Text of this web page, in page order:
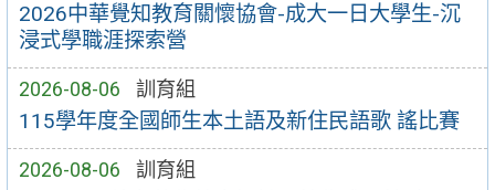
2026中華覺知教育關懷協會-成大一日大學生-沉
浸式學職涯探索營
2026-08-06 訓育組
115學年度全國師生本土語及新住民語歌 謠比賽
2026-08-06 訓育組